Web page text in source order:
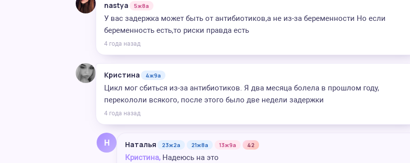
nastya 5ж8а
У вас задержка может быть от антибиотиков,а не из-за беременности Но если
беременность есть,то риски правда есть
4 года назад
Кристина 4ж9а
Цикл мог сбиться из-за антибиотиков. Я два месяца болела в прошлом году,
перекололи всякого, после этого было две недели задержки
4 года назад
Н Наталья 23ж2а 21ж8а 13ж9а 42
Кристина, Надеюсь на это